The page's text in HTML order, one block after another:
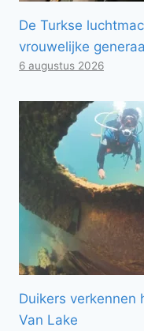
De Turkse
vrouwelijke
6 augustus 2026
Duikers
Van Lake